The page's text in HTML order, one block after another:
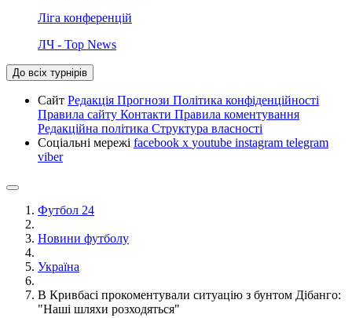
Ліга конференцій
ЛЧ - Top News
До всіх турнірів
Сайт Редакція Прогнози Політика конфіденційності
Правила сайту Контакти Правила коментування
Редакційна політика Структура власності
Соціальні мережі facebook x youtube instagram telegram
viber
Футбол 24
Новини футболу
Україна
В Кривбасі прокоментували ситуацію з бунтом Дібанго:
"Наші шляхи розходяться"